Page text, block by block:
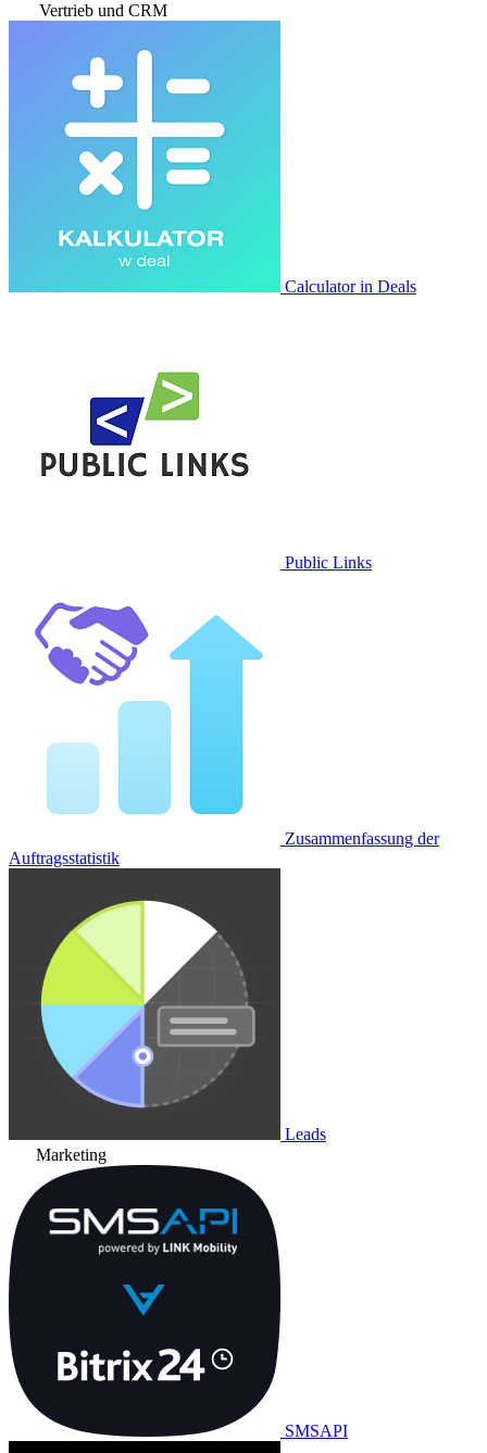
Vertrieb und CRM
Calculator in Deals
Public Links
Zusammenfassung der
Auftragsstatistik
Leads
Marketing
SMSAPI